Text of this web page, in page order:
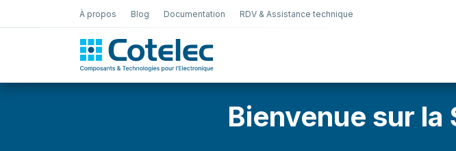
À propos Blog Documentation RDV & Assistance technique
Bienvenue sur